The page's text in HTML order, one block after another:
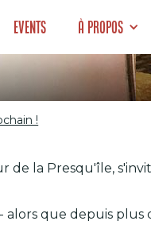
Events À propos
!
de la Presqu'île,
alors que depuis plus